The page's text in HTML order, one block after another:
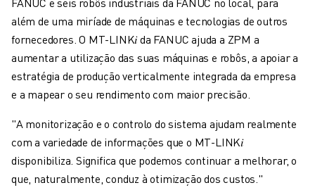
além de uma miríade de máquinas e tecnologias de outros
fornecedores. O MT-LINK𝑖 da FANUC ajuda a ZPM a
aumentar a utilização das suas máquinas e robôs, a apoiar a
estratégia de produção verticalmente integrada da empresa
e a mapear o seu rendimento com maior precisão.
"A monitorização e o controlo do sistema ajudam realmente
com a variedade de informações que o MT-LINK𝑖
disponibiliza. Significa que podemos continuar a melhorar, o
que, naturalmente, conduz à otimização dos custos."